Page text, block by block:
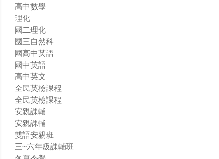
高中數學
理化
國二理化
國三自然科
國高中英語
國中英語
高中英文
全民英檢課程
全民英檢課程
安親課輔
安親課輔
雙語安親班
三~六年級課輔班